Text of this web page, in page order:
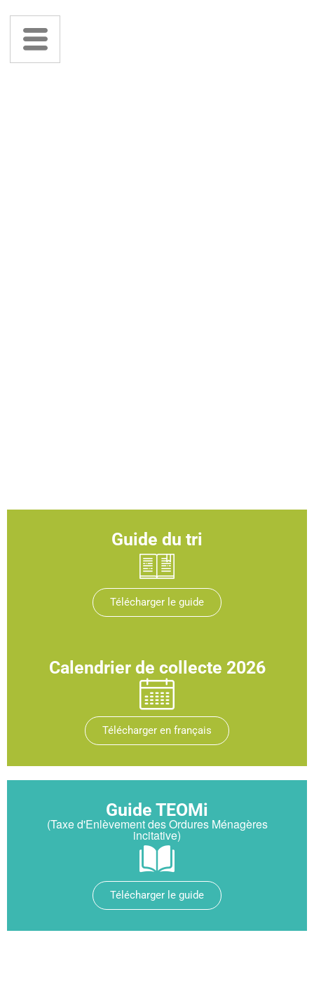
Guide du tri
Télécharger le guide
Calendrier de collecte 2026
Télécharger en français
Guide TEOMi
(Taxe d'Enlèvement des Ordures Ménagères
incitative)
Télécharger le guide